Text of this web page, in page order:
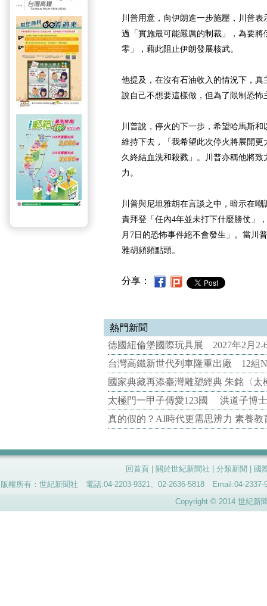
川普用意，向伊朗進一步施壓，川普
過「實施最可能嚴厲的制裁」，為要將
零」，藉此阻止伊朗發展核武。
他提及，在沒有石油收入的情況下，
說自己不想要這樣做，但為了限制恐怖
川普說，停火的下一步，希望哈馬斯
維持下去，「我希望此次停火將展開
久終結血洗和殺戮」。川普亦稱他將
力。
川普與尼坦雅胡在言談之中，暗示在
責拜登「任內4年並未打下什麼勝仗」
月7日的恐怖事件絕不會發生」。當川
雅胡頻頻點頭。
分享：
熱門新聞
德國紐倫堡國際玩具展 2027年2月2-
台灣高鐵新世代列車隆重出廠 12組
國家典藏再添臺灣雕塑經典 朱銘〈
太極門一甲子傳愛123國 洪道子博
真的假的？AI時代更需思辨力 素養
回首頁 關於世紀新聞社 分類新聞
國
版權所有：世紀新聞社 電話:04-2203-9321、02-2636-5818 Email:04-
Copyright © 2014 世紀新